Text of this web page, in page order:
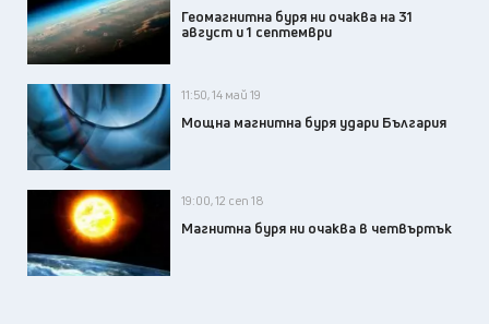
Геомагнитна буря ни очаква на 31
август и 1 септември
11:50, 14 май 19
Мощна магнитна буря удари България
19:00, 12 сеп 18
Магнитна буря ни очаква в четвъртък